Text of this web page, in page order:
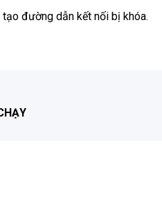
đường dẫn kết nối bị khóa.